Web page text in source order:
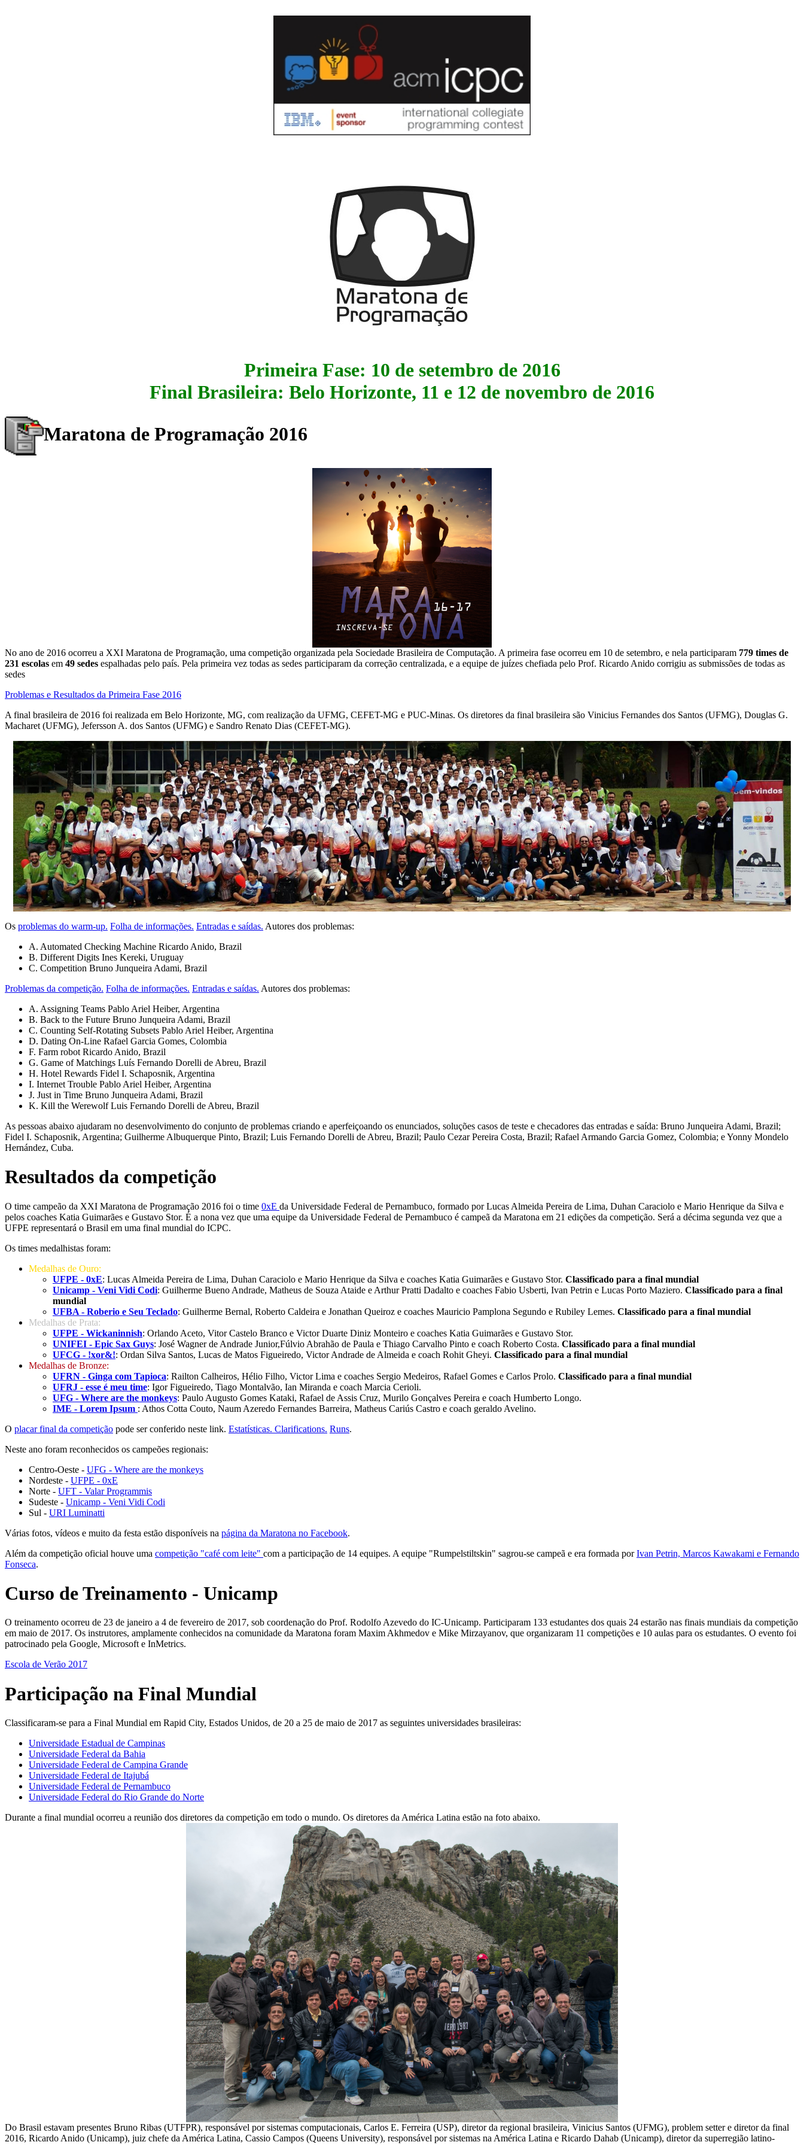
Primeira Fase: 10 de setembro de 2016
Final Brasileira: Belo Horizonte, 11 e 12 de novembro de 2016
Maratona de Programação 2016
No ano de 2016 ocorreu a XXI Maratona de Programação, uma competição organizada pela Sociedade Brasileira de Computação. A primeira fase ocorreu em 10 de setembro, e nela participaram 779 times de
231 escolas em 49 sedes espalhadas pelo país. Pela primeira vez todas as sedes participaram da correção centralizada, e a equipe de juízes chefiada pelo Prof. Ricardo Anido corrigiu as submissões de todas as
sedes
Problemas e Resultados da Primeira Fase 2016
A final brasileira de 2016 foi realizada em Belo Horizonte, MG, com realização da UFMG, CEFET-MG e PUC-Minas. Os diretores da final brasileira são Vinicius Fernandes dos Santos (UFMG), Douglas G.
Macharet (UFMG), Jefersson A. dos Santos (UFMG) e Sandro Renato Dias (CEFET-MG).
Os problemas do warm-up. Folha de informações. Entradas e saídas. Autores dos problemas:
A. Automated Checking Machine Ricardo Anido, Brazil
B. Different Digits Ines Kereki, Uruguay
C. Competition Bruno Junqueira Adami, Brazil
Problemas da competição. Folha de informações. Entradas e saídas. Autores dos problemas:
A. Assigning Teams Pablo Ariel Heiber, Argentina
B. Back to the Future Bruno Junqueira Adami, Brazil
C. Counting Self-Rotating Subsets Pablo Ariel Heiber, Argentina
D. Dating On-Line Rafael Garcia Gomes, Colombia
F. Farm robot Ricardo Anido, Brazil
G. Game of Matchings Luís Fernando Dorelli de Abreu, Brazil
H. Hotel Rewards Fidel I. Schaposnik, Argentina
I. Internet Trouble Pablo Ariel Heiber, Argentina
J. Just in Time Bruno Junqueira Adami, Brazil
K. Kill the Werewolf Luis Fernando Dorelli de Abreu, Brazil
As pessoas abaixo ajudaram no desenvolvimento do conjunto de problemas criando e aperfeiçoando os enunciados, soluções casos de teste e checadores das entradas e saída: Bruno Junqueira Adami, Brazil;
Fidel I. Schaposnik, Argentina; Guilherme Albuquerque Pinto, Brazil; Luis Fernando Dorelli de Abreu, Brazil; Paulo Cezar Pereira Costa, Brazil; Rafael Armando Garcia Gomez, Colombia; e Yonny Mondelo
Hernández, Cuba.
Resultados da competição
O time campeão da XXI Maratona de Programação 2016 foi o time 0xE da Universidade Federal de Pernambuco, formado por Lucas Almeida Pereira de Lima, Duhan Caraciolo e Mario Henrique da Silva e
pelos coaches Katia Guimarães e Gustavo Stor. É a nona vez que uma equipe da Universidade Federal de Pernambuco é campeã da Maratona em 21 edições da competição. Será a décima segunda vez que a
UFPE representará o Brasil em uma final mundial do ICPC.
Os times medalhistas foram:
Medalhas de Ouro:
UFPE - 0xE: Lucas Almeida Pereira de Lima, Duhan Caraciolo e Mario Henrique da Silva e coaches Katia Guimarães e Gustavo Stor. Classificado para a final mundial
Unicamp - Veni Vidi Codi: Guilherme Bueno Andrade, Matheus de Souza Ataide e Arthur Pratti Dadalto e coaches Fabio Usberti, Ivan Petrin e Lucas Porto Maziero. Classificado para a final
mundial
UFBA - Roberio e Seu Teclado: Guilherme Bernal, Roberto Caldeira e Jonathan Queiroz e coaches Mauricio Pamplona Segundo e Rubiley Lemes. Classificado para a final mundial
Medalhas de Prata:
UFPE - Wickaninnish: Orlando Aceto, Vitor Castelo Branco e Victor Duarte Diniz Monteiro e coaches Katia Guimarães e Gustavo Stor.
UNIFEI - Epic Sax Guys: José Wagner de Andrade Junior,Fúlvio Abrahão de Paula e Thiago Carvalho Pinto e coach Roberto Costa. Classificado para a final mundial
UFCG - !xor&!: Ordan Silva Santos, Lucas de Matos Figueiredo, Victor Andrade de Almeida e coach Rohit Gheyi. Classificado para a final mundial
Medalhas de Bronze:
UFRN - Ginga com Tapioca: Railton Calheiros, Hélio Filho, Victor Lima e coaches Sergio Medeiros, Rafael Gomes e Carlos Prolo. Classificado para a final mundial
UFRJ - esse é meu time: Igor Figueiredo, Tiago Montalvão, Ian Miranda e coach Marcia Cerioli.
UFG - Where are the monkeys: Paulo Augusto Gomes Kataki, Rafael de Assis Cruz, Murilo Gonçalves Pereira e coach Humberto Longo.
IME - Lorem Ipsum : Athos Cotta Couto, Naum Azeredo Fernandes Barreira, Matheus Cariús Castro e coach geraldo Avelino.
O placar final da competição pode ser conferido neste link. Estatísticas. Clarifications. Runs.
Neste ano foram reconhecidos os campeões regionais:
Centro-Oeste - UFG - Where are the monkeys
Nordeste - UFPE - 0xE
Norte - UFT - Valar Programmis
Sudeste - Unicamp - Veni Vidi Codi
Sul - URI Luminatti
Várias fotos, vídeos e muito da festa estão disponíveis na página da Maratona no Facebook.
Além da competição oficial houve uma competição "café com leite" com a participação de 14 equipes. A equipe "Rumpelstiltskin" sagrou-se campeã e era formada porIvan Petrin, Marcos Kawakami e Fernando
Fonseca.
Curso de Treinamento - Unicamp
O treinamento ocorreu de 23 de janeiro a 4 de fevereiro de 2017, sob coordenação do Prof. Rodolfo Azevedo do IC-Unicamp. Participaram 133 estudantes dos quais 24 estarão nas finais mundiais da competição
em maio de 2017. Os instrutores, amplamente conhecidos na comunidade da Maratona foram Maxim Akhmedov e Mike Mirzayanov, que organizaram 11 competições e 10 aulas para os estudantes. O evento foi
patrocinado pela Google, Microsoft e InMetrics.
Escola de Verão 2017
Participação na Final Mundial
Classificaram-se para a Final Mundial em Rapid City, Estados Unidos, de 20 a 25 de maio de 2017 as seguintes universidades brasileiras:
Universidade Estadual de Campinas
Universidade Federal da Bahia
Universidade Federal de Campina Grande
Universidade Federal de Itajubá
Universidade Federal de Pernambuco
Universidade Federal do Rio Grande do Norte
Durante a final mundial ocorreu a reunião dos diretores da competição em todo o mundo. Os diretores da América Latina estão na foto abaixo.
Do Brasil estavam presentes Bruno Ribas (UTFPR), responsável por sistemas computacionais, Carlos E. Ferreira (USP), diretor da regional brasileira, Vinicius Santos (UFMG), problem setter e diretor da final
2016, Ricardo Anido (Unicamp), juiz chefe da América Latina, Cassio Campos (Queens University), responsável por sistemas na América Latina e Ricardo Dahab (Unicamp), diretor da superregião latino-